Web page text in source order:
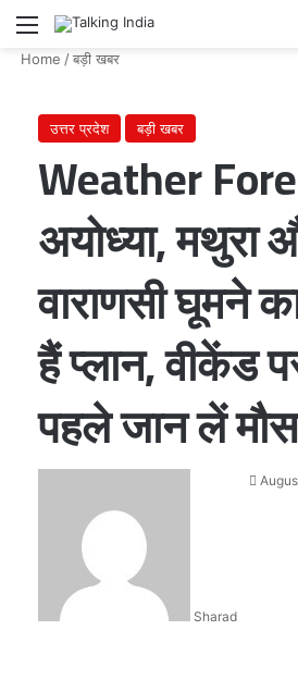
Menu
Home /बड़ी खबर
उत्तर प्रदेश बड़ी खबर
Weather
अयोध्या, मथुरा
वाराणसी घूमने
हैं प्लान, वीकेंड
पहले जान लें
Sharad
Send